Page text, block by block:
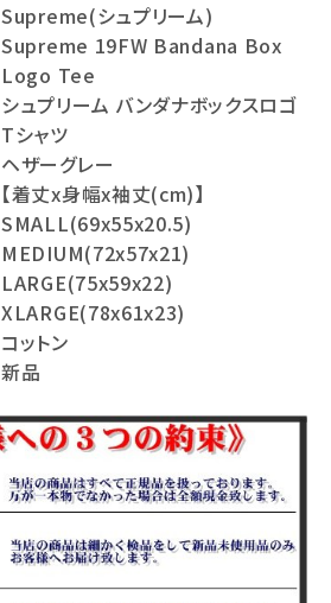
Supreme(シュプリーム)
Supreme 19FW Bandana Box
Logo Tee
シュプリーム バンダナボックスロゴ
Tシャツ
ヘザーグレー
【着丈x身幅x袖丈(cm)】
SMALL(69x55x20.5)
MEDIUM(72x57x21)
LARGE(75x59x22)
XLARGE(78x61x23)
コットン
新品